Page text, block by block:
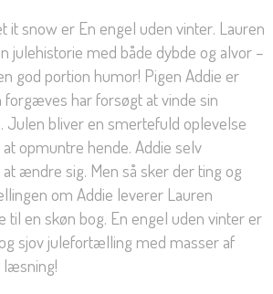
snow er En engel uden vinter. Lauren
julehistorie med både dybde og alvor –
god portion humor! Pigen Addie er
har forsøgt at vinde sin
bliver en smertefuld oplevelse
opmuntre hende. Addie selv
ændre sig. Men så sker der ting og
om Addie leverer Lauren
en skøn bog. En engel uden vinter er
sjov julefortælling med masser af
læsning!